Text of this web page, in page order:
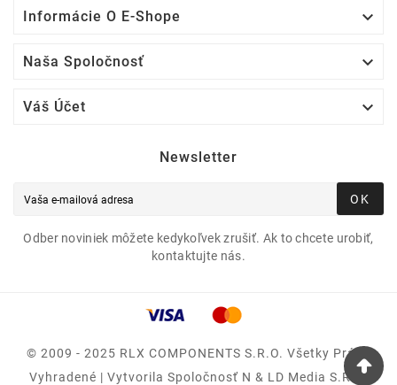
Informácie O E-Shope 
Naša Spoločnosť 
Váš Účet 
Newsletter
OK
Odber noviniek môžete kedykoľvek zrušiť. Ak to chcete urobiť,
kontaktujte nás.
© 2009 - 2025 RLX COMPONENTS S.r.o. Všetky Práva
Vyhradené | Vytvorila Spoločnosť N & LD Media S.R.O.